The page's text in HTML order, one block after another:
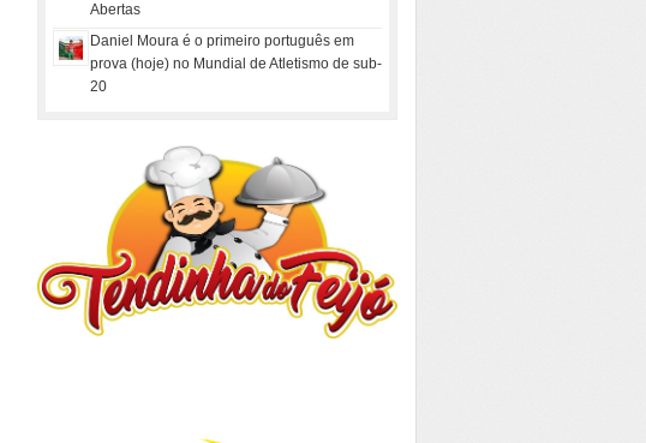
Abertas
Daniel Moura é o primeiro português em
prova (hoje) no Mundial de Atletismo de sub-
20